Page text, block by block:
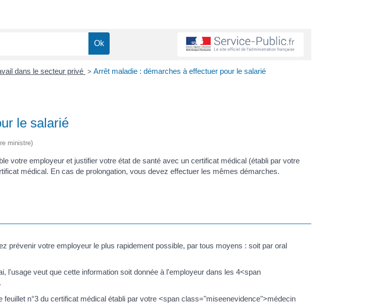
dans le secteur privé > Arrêt maladie : démarches à effectuer pour le salarié
le salarié
ministre)
votre employeur et justifier votre état de santé avec un certificat médical (établi par votre
médical. En cas de prolongation, vous devez effectuer les mêmes démarches.
prévenir votre employeur le plus rapidement possible, par tous moyens : soit par oral
l'usage veut que cette information soit donnée à l'employeur dans les 4<span
n°3 du certificat médical établi par votre <span class="miseenevidence">médecin